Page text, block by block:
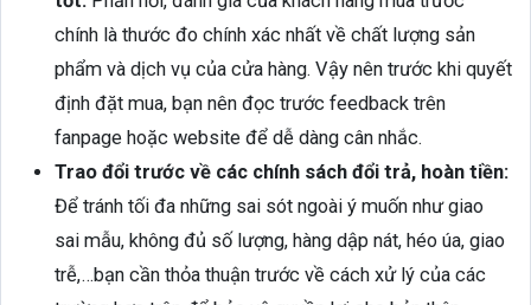
chính là thước đo chính xác nhất về chất lượng sản
phẩm và dịch vụ của cửa hàng. Vậy nên trước khi quyết
định đặt mua, bạn nên đọc trước feedback trên
fanpage hoặc website để dễ dàng cân nhắc.
Trao đổi trước về các chính sách đổi trả, hoàn tiền:
Để tránh tối đa những sai sót ngoài ý muốn như giao
sai mẫu, không đủ số lượng, hàng dập nát, héo úa, giao
trễ,…bạn cần thỏa thuận trước về cách xử lý của các